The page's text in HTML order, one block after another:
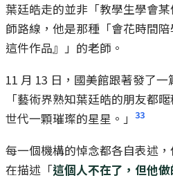
葉廷皓走的並非「教學生學會
師路線，他是那種「會花時間
這件作品』」的老師。
11 月 13 日，國美館跟著發了一
「藝術界熟知葉廷皓的朋友都
世代一顆璀璨的星星。」 33
每一個機構的悼念都各自表述
在描述「這個人不在了，但他